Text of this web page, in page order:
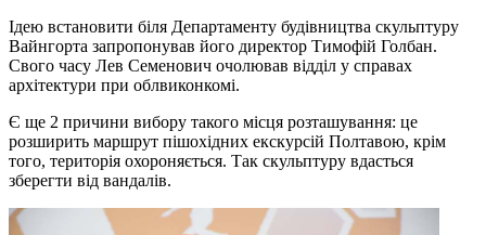
Ідею встановити біля Департаменту будівництва скульптуру
Вайнгорта запропонував його директор Тимофій Голбан.
Свого часу Лев Семенович очолював відділ у справах
архітектури при облвиконкомі.
Є ще 2 причини вибору такого місця розташування: це
розширить маршрут пішохідних екскурсій Полтавою, крім
того, територія охороняється. Так скульптуру вдасться
зберегти від вандалів.